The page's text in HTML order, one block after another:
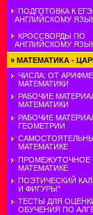
ПОДГОТОВКА К
АНГЛИЙСКОМУ
КРОССВОРДЫ ПО
АНГЛИЙСКОМУ
» МАТЕМАТИКА -
ЧИСЛА: ОТ
МАТЕМАТИКИ
РАБОЧИЕ
МАТЕМАТИКИ
РАБОЧИЕ
ГЕОМЕТРИИ
МАТЕМАТИКЕ
ПРОМЕЖУТОЧНОЕ
МАТЕМАТИКЕ
ПОЭТИЧЕСКИЙ
И ФИГУРЫ"
ТЕСТЫ ДЛЯ
ОБУЧЕНИЯ ПО